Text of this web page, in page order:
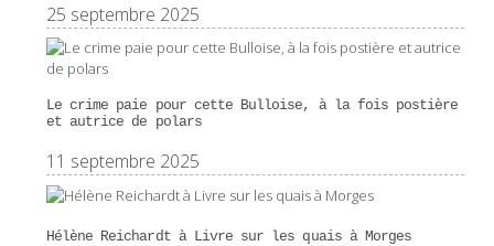
25 septembre 2025
Le crime paie pour cette Bulloise, à la fois postière
et autrice de polars
11 septembre 2025
Hélène Reichardt à Livre sur les quais à Morges